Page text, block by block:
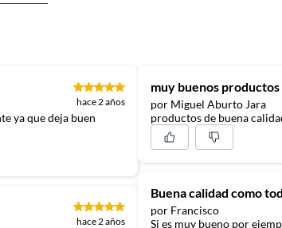
hace 2 años
ya que deja buen
hace 2 años
muy buenos productos
por Miguel Aburto Jara
productos de buena
Buena calidad como
por Francisco
Si es muy bueno por